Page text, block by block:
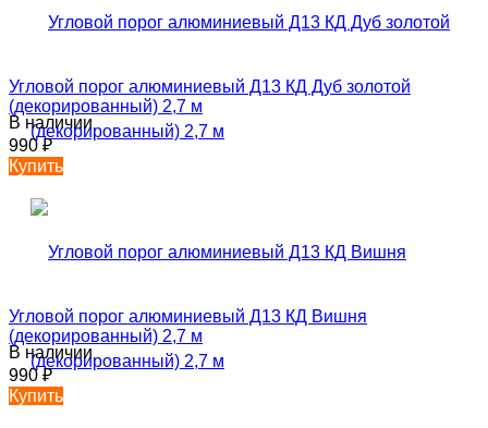
Угловой порог алюминиевый Д13 КД Дуб золотой
(декорированный) 2,7 м
В наличии
990 ₽
Купить
Угловой порог алюминиевый Д13 КД Вишня
(декорированный) 2,7 м
В наличии
990 ₽
Купить